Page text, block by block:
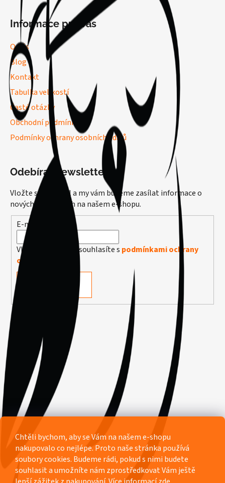
Chtěli bychom, aby se Vám na našem e-shopu
nakupovalo co nejlépe. Proto naše stránka používá
soubory cookies. Budeme rádi, pokud s nimi budete
souhlasit a umožníte nám zprostředkovat Vám ještě
Informace pro vás
O nás
Blog
Kontakt
Tabulka velikostí
Časté otázky
Obchodní podmínky
Podmínky ochrany osobních údajů
Odebírat newsletter
Vložte svůj e-mail a my vám budeme zasílat informace o
nových produktech na našem e-shopu.
E-mail
Vložením e-mailu souhlasíte s podmínkami ochrany
osobních údajů